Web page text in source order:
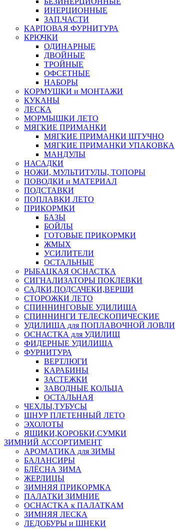
ИНЕРЦИОННЫЕ
ЗАП.ЧАСТИ
КАРПОВАЯ ФУРНИТУРА
КРЮЧКИ
ОДИНАРНЫЕ
ДВОЙНЫЕ
ТРОЙНЫЕ
ОФСЕТНЫЕ
НАБОРЫ
КОРМУШКИ и МОНТАЖИ
КУКАНЫ
ЛЕСКА
МОРМЫШКИ ЛЕТО
МЯГКИЕ ПРИМАНКИ
МЯГКИЕ ПРИМАНКИ ШТУЧНО
МЯГКИЕ ПРИМАНКИ УПАКОВКА
МАНДУЛЫ
НАСАДКИ
НОЖИ, МУЛЬТИТУЛЫ, ТОПОРЫ
ПОВОДКИ и МАТЕРИАЛ
ПОДСТАВКИ
ПОПЛАВКИ ЛЕТО
ПРИКОРМКИ
БАЗЫ
БОЙЛЫ
ГОТОВЫЕ ПРИКОРМКИ
ЖМЫХ
УСИЛИТЕЛИ
ОСТАЛЬНЫЕ
РЫБАЦКАЯ ОСНАСТКА
СИГНАЛИЗАТОРЫ ПОКЛЕВКИ
САДКИ,ПОДСАЧЕКИ,ВЕРШИ
СТОРОЖКИ ЛЕТО
СПИННИНГОВЫЕ УДИЛИЩА
СПИННИНГИ ТЕЛЕСКОПИЧЕСКИЕ
УДИЛИЩА для ПОПЛАВОЧНОЙ ЛОВЛИ
ОСНАСТКА для УДИЛИЩ
ФИДЕРНЫЕ УДИЛИЩА
ФУРНИТУРА
ВЕРТЛЮГИ
КАРАБИНЫ
ЗАСТЕЖКИ
ЗАВОДНЫЕ КОЛЬЦА
ОСТАЛЬНАЯ
ЧЕХЛЫ,ТУБУСЫ
ШНУР ПЛЕТЕННЫЙ ЛЕТО
ЭХОЛОТЫ
ЯЩИКИ,КОРОБКИ,СУМКИ
ЗИМНИЙ АССОРТИМЕНТ
АРОМАТИКА для ЗИМЫ
БАЛАНСИРЫ
БЛЁСНА ЗИМА
ЖЕРЛИЦЫ
ЗИМНЯЯ ПРИКОРМКА
ПАЛАТКИ ЗИМНИЕ
ОСНАСТКА к ПАЛАТКАМ
ЗИМНЯЯ ЛЕСКА
ЛЕДОБУРЫ и ШНЕКИ